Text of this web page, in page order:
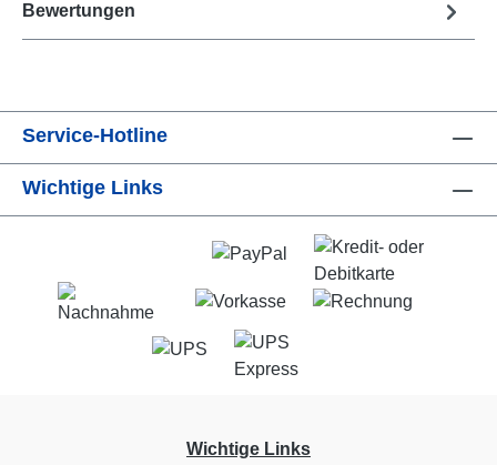
Bewertungen
Service-Hotline
Wichtige Links
Wichtige Links